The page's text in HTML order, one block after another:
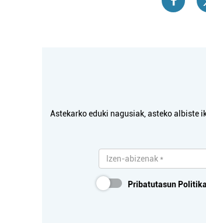
Astekarko eduki nagusiak, asteko albiste
Pribatutasun Politika